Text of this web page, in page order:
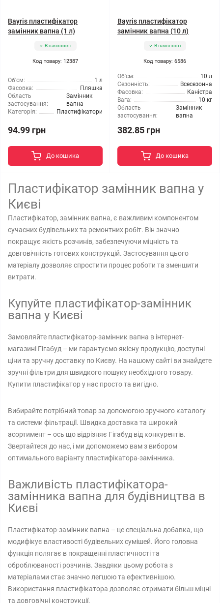
Bayris пластифікатор
замінник вапна (1 л)
В наявності
Код товару: 12387
Об'єм:
1 л
Фасовка:
Пляшка
Область
застосування:
Замінник
вапна
Категорія:
Пластифікатори
94.99 грн
До кошика
Bayris пластифікатор
замінник вапна (10 л)
В наявності
Код товару: 6586
Об'єм:
10 л
Сезонність:
Всесезонна
Фасовка:
Каністра
Вага:
10 кг
Область
застосування:
Замінник
вапна
382.85 грн
До кошика
Пластифікатор замінник вапна у
Києві
Пластифікатор, замінник вапна, є важливим компонентом
сучасних будівельних та ремонтних робіт. Він значно
покращує якість розчинів, забезпечуючи міцність та
довговічність готових конструкцій. Застосування цього
матеріалу дозволяє спростити процес роботи та зменшити
витрати.
Купуйте пластифікатор-замінник
вапна у Києві
Замовляйте пластифікатор-замінник вапна в інтернет-
магазині Гігабуд – ми гарантуємо якісну продукцію, доступні
ціни та зручну доставку по Києву. На нашому сайті ви знайдете
зручні фільтри для швидкого пошуку необхідного товару.
Купити пластифікатор у нас просто та вигідно.
Вибирайте потрібний товар за допомогою зручного каталогу
та системи фільтрації. Швидка доставка та широкий
асортимент – ось що відрізняє Гігабуд від конкурентів.
Звертайтеся до нас, і ми допоможемо вам з вибором
оптимального варіанту пластифікатора-замінника.
Важливість пластифікатора-
замінника вапна для будівництва в
Києві
Пластифікатор-замінник вапна – це спеціальна добавка, що
модифікує властивості будівельних сумішей. Його головна
функція полягає в покращенні пластичності та
оброблюваності розчинів. Завдяки цьому робота з
матеріалами стає значно легшою та ефективнішою.
Використання пластифікатора дозволяє отримати більш міцні
та довговічні конструкції.